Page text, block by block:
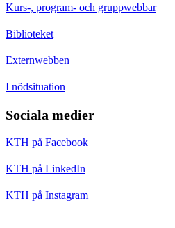
Kurs-, program- och gruppwebbar
Biblioteket
Externwebben
I nödsituation
Sociala medier
KTH på Facebook
KTH på LinkedIn
KTH på Instagram